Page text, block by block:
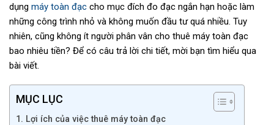
dụng máy toàn đạc cho mục đích đo đạc ngắn hạn hoặc làm
những công trình nhỏ và không muốn đầu tư quá nhiều. Tuy
nhiên, cũng không ít người phân vân cho thuê máy toàn đạc
bao nhiêu tiền? Để có câu trả lời chi tiết, mời bạn tìm hiểu qua
bài viết.
MỤC LỤC
1. Lợi ích của việc thuê máy toàn đạc